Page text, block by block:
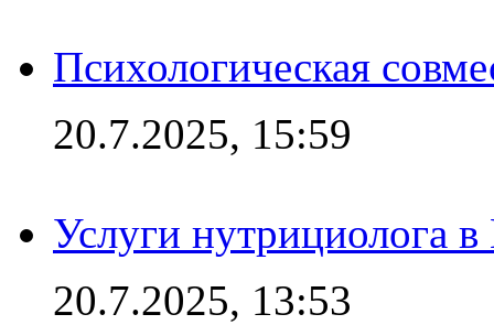
Психологическая
20.7.2025, 15:59
Услуги нутрициолога
20.7.2025, 13:53